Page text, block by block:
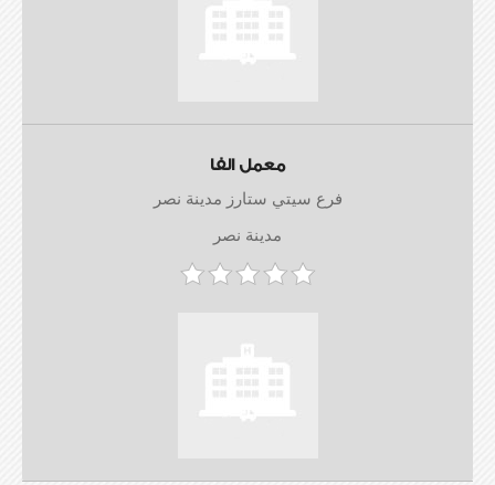
معمل الفا
فرع سيتي ستارز مدينة نصر
مدينة نصر